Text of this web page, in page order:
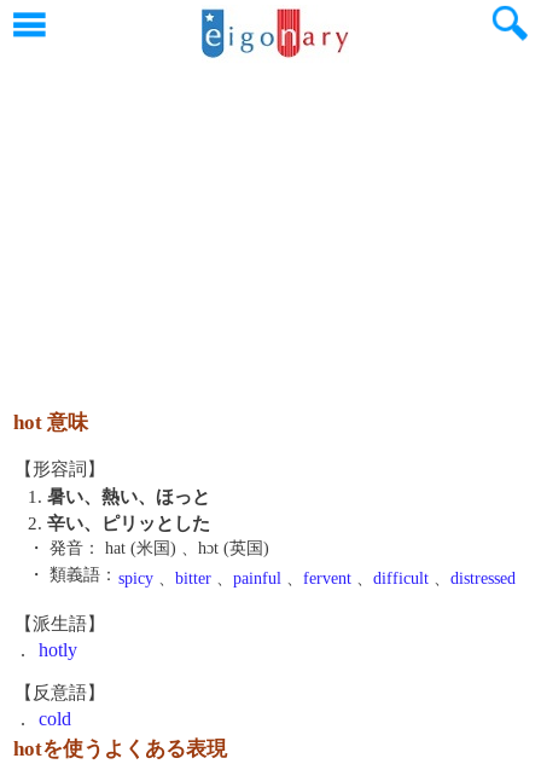
hot 意味
【形容詞】
1. 暑い、熱い、ほっと
2. 辛い、ピリッとした
・ 発音：
hat (米国) 、hɔt (英国)
・ 類義語： spicy 、 bitter 、 painful 、 fervent 、 difficult 、 distressed
【派生語】
. hotly
【反意語】
. cold
hotを使うよくある表現